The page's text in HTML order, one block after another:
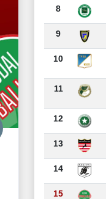
8
9
10
11
12
13
14
15